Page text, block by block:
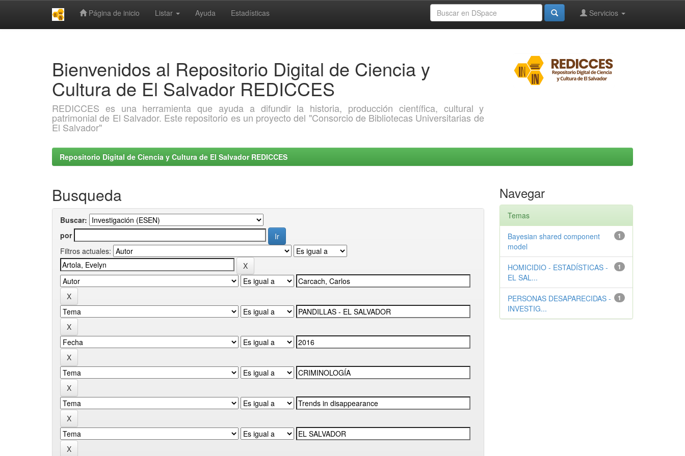
Página de inicio Listar Ayuda Estadísticas Servicios
Bienvenidos al Repositorio Digital de Ciencia y
Cultura de El Salvador REDICCES
REDICCES es una herramienta que ayuda a difundir la historia, producción científica, cultural y
patrimonial de El Salvador. Este repositorio es un proyecto del "Consorcio de Bibliotecas Universitarias de
El Salvador"
Repositorio Digital de Ciencia y Cultura de El Salvador REDICCES
Busqueda
Buscar:
por
Filtros actuales:
Navegar
Temas
1
Bayesian shared component
model
1
HOMICIDIO - ESTADÍSTICAS -
EL SAL...
1
PERSONAS DESAPARECIDAS -
INVESTIG...